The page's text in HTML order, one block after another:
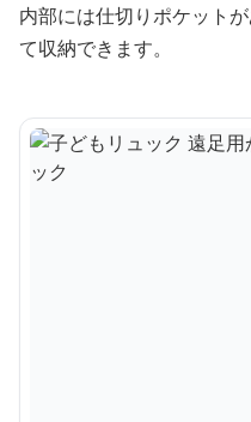
内部には仕切りポケット
て収納できます。